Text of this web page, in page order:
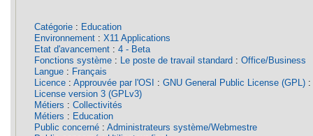
Catégorie: Education
Environnement: X11 Applications
Etat d'avancement: 4 - Beta
Fonctions système: Le poste de travail standard: Office/Business
Langue: Français
Licence: Approuvée par l'OSI : GNU General Public License (GPL):
License version 3 (GPLv3)
Métiers : Collectivités
Métiers : Education
Public concerné: Administrateurs système/Webmestre